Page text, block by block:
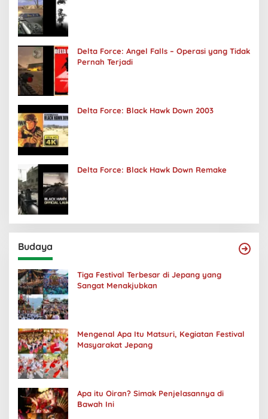
Delta Force: Angel Falls – Operasi yang Tidak
Pernah Terjadi
Delta Force: Black Hawk Down 2003
Delta Force: Black Hawk Down Remake
Budaya
Tiga Festival Terbesar di Jepang yang
Sangat Menakjubkan
Mengenal Apa Itu Matsuri, Kegiatan Festival
Masyarakat Jepang
Apa itu Oiran? Simak Penjelasannya di
Bawah Ini